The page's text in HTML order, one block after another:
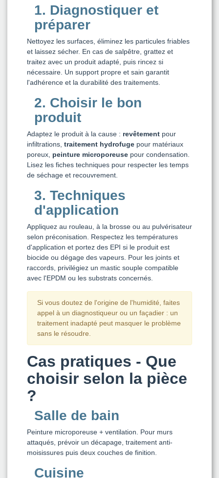
1. Diagnostiquer et
préparer
Nettoyez les surfaces, éliminez les particules friables
et laissez sécher. En cas de salpêtre, grattez et
traitez avec un produit adapté, puis rincez si
nécessaire. Un support propre et sain garantit
l'adhérence et la durabilité des traitements.
2. Choisir le bon
produit
Adaptez le produit à la cause : revêtement pour
infiltrations, traitement hydrofuge pour matériaux
poreux, peinture microporeuse pour condensation.
Lisez les fiches techniques pour respecter les temps
de séchage et recouvrement.
3. Techniques
d'application
Appliquez au rouleau, à la brosse ou au pulvérisateur
selon préconisation. Respectez les températures
d'application et portez des EPI si le produit est
biocide ou dégage des vapeurs. Pour les joints et
raccords, privilégiez un mastic souple compatible
avec l'EPDM ou les substrats concernés.
Si vous doutez de l'origine de l'humidité, faites
appel à un diagnostiqueur ou un façadier : un
traitement inadapté peut masquer le problème
sans le résoudre.
Cas pratiques - Que
choisir selon la pièce
?
Salle de bain
Peinture microporeuse + ventilation. Pour murs
attaqués, prévoir un décapage, traitement anti-
moisissures puis deux couches de finition.
Cuisine